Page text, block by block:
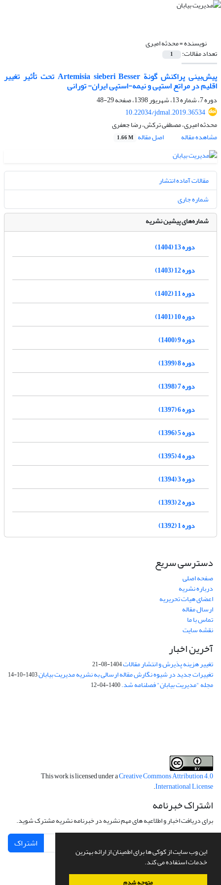
این وب سایت از کوکی ها برای اطمینان از ارائه بهترین
خدمات استفاده می کند.
متوجه شدم
نویسنده =محدثه امیری
تعداد مقالات: 1
پیش‌بینی پراکنش گونة Artemisia sieberi Besser تحت تأثیر تغییر
اقلیم در مراتع استپی و نیمه-استپی ایران- تورانی
دوره 7، شماره 13، شهریور 1398، صفحه
29-48
10.22034/jdmal.2019.36534
محدثه امیری، مصطفی ترکش، رضا جعفری
مشاهده مقاله
اصل مقاله 1.66 M
مقالات آماده انتشار
شماره جاری
شماره‌های پیشین نشریه
دوره 13 (1404)
دوره 12 (1403)
دوره 11 (1402)
دوره 10 (1401)
دوره 9 (1400)
دوره 8 (1399)
دوره 7 (1398)
دوره 6 (1397)
دوره 5 (1396)
دوره 4 (1395)
دوره 3 (1394)
دوره 2 (1393)
دوره 1 (1392)
دسترسی سریع
صفحه اصلی
درباره نشریه
اعضای هیات تحریریه
ارسال مقاله
تماس با ما
نقشه سایت
آخرین اخبار
تغییر هزینه پذیرش و انتشار مقالات1404-08-21
تغییرات جدید در شیوه نگارش مقاله ارسالی به نشریه مدیریت بیابان1403-10-14
مجله "مدیریت بیابان" فصلنامه شد.1400-04-12
This work is licensed under aCreative Commons Attribution 4.0
International License
.
اشتراک خبرنامه
برای دریافت اخبار و اطلاعیه های مهم نشریه در خبرنامه نشریه مشترک شوید.
اشتراک